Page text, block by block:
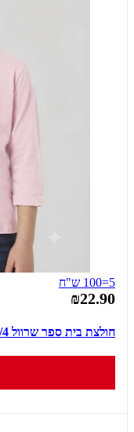
5=100 ש"ח
₪22.90
חולצת בית ספר שרוול 3/4 בנות 8-18 (ורוד בהיר)